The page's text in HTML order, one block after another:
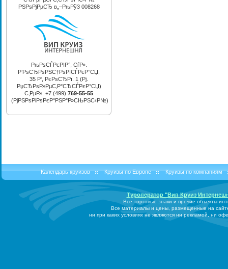
РЅРѕРјРµСЂ в„–РњРў3 008268
РњРѕСЃРєРІР°, СѓР».
Р’РѕСЂРѕРЅС†РѕРІСЃРєР°СЏ,
35 Р‘, РєРѕСЂРї. 1 (Рј.
РџСЂРѕР»РµС‚Р°СЂСЃРєР°СЏ)
С‚РµР». +7 (499) 769-55-55
(РјРЅРѕРіРѕРєР°РЅР°Р»СЊРЅС‹Р№)
Календарь круизов Круизы по Европе Круизы по компаниям
Туроператор "Вип Круиз
Все торговые знаки и прочие объекты
Все материалы и цены, размещенные на
ни при каких условиях не являются ни рекламой, ни